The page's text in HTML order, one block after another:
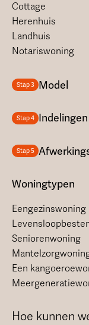
Cottage
Herenhuis
Landhuis
Notariswoning
Stap 3 Model
Stap 4
Stap 5
Woningtypen
Eengezinswoning
Seniorenwoning
Een
Hoe kunnen